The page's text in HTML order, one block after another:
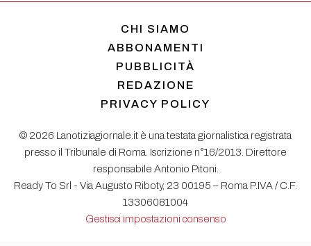
CHI SIAMO
ABBONAMENTI
PUBBLICITÀ
REDAZIONE
PRIVACY POLICY
© 2026 Lanotiziagiornale.it è una testata giornalistica registrata
presso il Tribunale di Roma. Iscrizione n°16/2013. Direttore
responsabile Antonio Pitoni.
Ready To Srl - Via Augusto Riboty, 23 00195 – Roma P.IVA / C.F.
13306081004
Gestisci impostazioni consenso